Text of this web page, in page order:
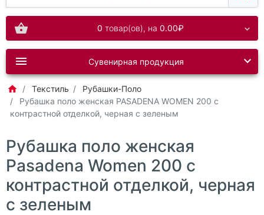
0 товар(ов), на 0.00₽
Сувенирная продукция
Текстиль
Рубашки-Поло
Рубашка поло женская PASADENA WOMEN 200 с
контрастной отделкой, черная с зеленым
Рубашка поло женская
Pasadena Women 200 с
контрастной отделкой, черная
с зеленым